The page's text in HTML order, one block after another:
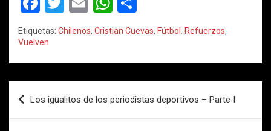
a
ce
b
o
o
k
wi
tt
er
m
ail
h
at
s
A
p
p
m
p
ar
tir
Etiquetas: Chilenos, Cristian Cuevas, Fútbol. Refuerzos,
Vuelven
Navegación
de
Los igualitos de los periodistas deportivos – Parte I